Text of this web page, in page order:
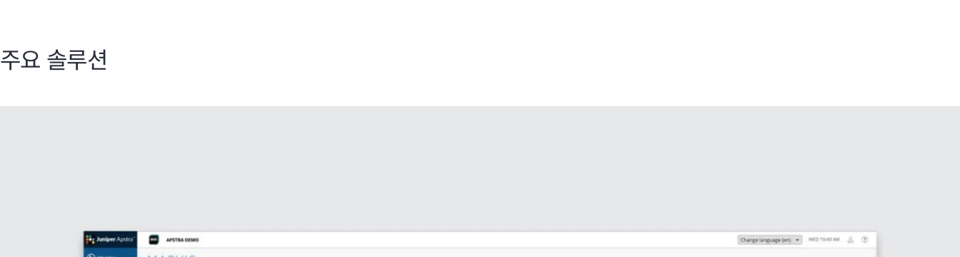
주요 솔루션